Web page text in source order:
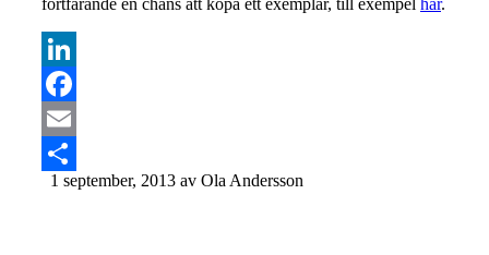
fortfarande en chans att köpa ett exemplar, till exempel här.
LinkedIn
Facebook
Email
Dela
1 september, 2013 av Ola Andersson